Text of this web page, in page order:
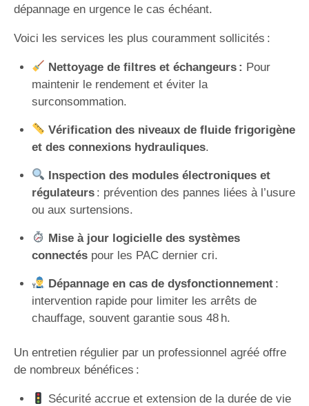
dépannage en urgence le cas échéant.
Voici les services les plus couramment sollicités :
Nettoyage de filtres et échangeurs : Pour
maintenir le rendement et éviter la
surconsommation.
Vérification des niveaux de fluide frigorigène
et des connexions hydrauliques.
Inspection des modules électroniques et
régulateurs: prévention des pannes liées à l’usure
ou aux surtensions.
Mise à jour logicielle des systèmes
connectéspour les PAC dernier cri.
Dépannage en cas de dysfonctionnement:
intervention rapide pour limiter les arrêts de
chauffage, souvent garantie sous 48 h.
Un entretien régulier par un professionnel agréé offre
de nombreux bénéfices :
Sécurité accrue et extension de la durée de vie